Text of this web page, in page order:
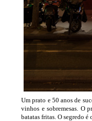
Um prato e 50 anos de
vinhos e sobremesas. O
batatas fritas. O segredo é